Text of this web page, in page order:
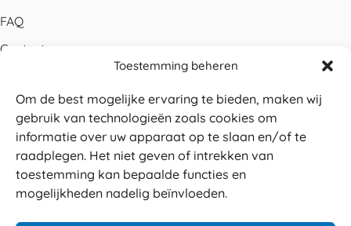
Toestemming beheren
Om de best mogelijke ervaring te bieden, maken wij
gebruik van technologieën zoals cookies om
informatie over uw apparaat op te slaan en/of te
raadplegen. Het niet geven of intrekken van
toestemming kan bepaalde functies en
mogelijkheden nadelig beïnvloeden.
FAQ
Contact
Betalen
Levering
Retouren
Service en garantie